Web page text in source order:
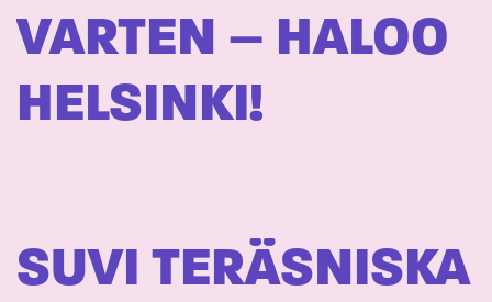
VARTEN – HALOO
HELSINKI!
SUVI TERÄSNISKA